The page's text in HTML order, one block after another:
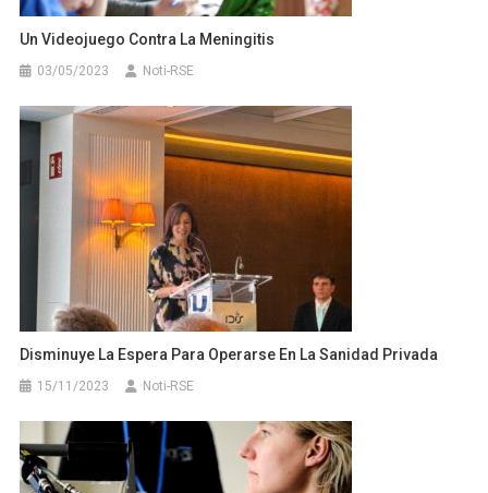
Un Videojuego Contra La Meningitis
03/05/2023 Noti-RSE
Disminuye La Espera Para Operarse En La Sanidad Privada
15/11/2023 Noti-RSE